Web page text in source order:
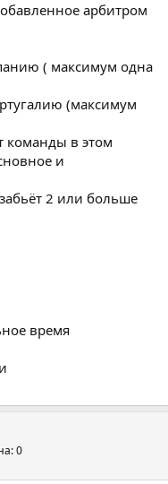
арбитром
( максимум одна
(максимум
команды в этом
и
2 или больше
время
0